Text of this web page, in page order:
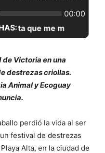
de Victoria en una
destrezas criollas.
Animal y Ecoguay
perdió la vida al ser
festival de destrezas
Alta, en la ciudad de